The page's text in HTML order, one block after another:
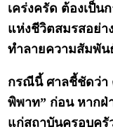
เคร่งครัด ต้องเป็
แห่งชีวิตสมรสอย่า
ทำลายความสัมพัน
กรณีนี้ ศาลชี้ชัดว่า
พิพาท” ก่อน หากฝ่
แก่สถาบันครอบครั